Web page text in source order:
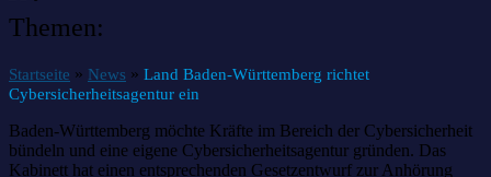
Themen:
Startseite » News » Land Baden-Württemberg richtet
Cybersicherheitsagentur ein
Baden-Württemberg möchte Kräfte im Bereich der Cybersicherheit
bündeln und eine eigene Cybersicherheitsagentur gründen. Das
Kabinett hat einen entsprechenden Gesetzentwurf zur Anhörung